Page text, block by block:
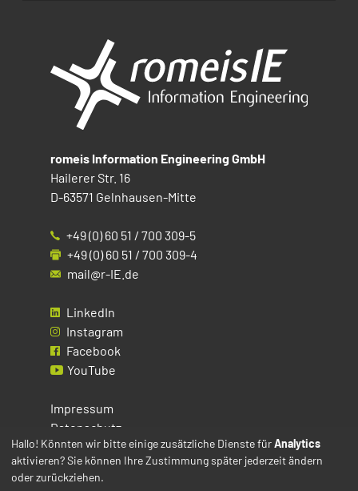
romeis Information Engineering GmbH
Hailerer Str. 16
D-63571 Gelnhausen-Mitte
+49 (0) 60 51 / 700 309-5
+49 (0) 60 51 / 700 309-4
mail@r-IE.de
LinkedIn
Instagram
Facebook
YouTube
Impressum
Datenschutz
Cookies
Hallo! Könnten wir bitte einige zusätzliche Dienste fürAnalytics
aktivieren? Sie können Ihre Zustimmung später jederzeit ändern
oder zurückziehen.